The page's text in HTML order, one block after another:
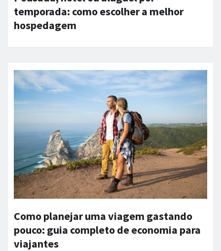
temporada: como escolher a melhor
hospedagem
Como planejar uma viagem gastando
pouco: guia completo de economia para
viajantes